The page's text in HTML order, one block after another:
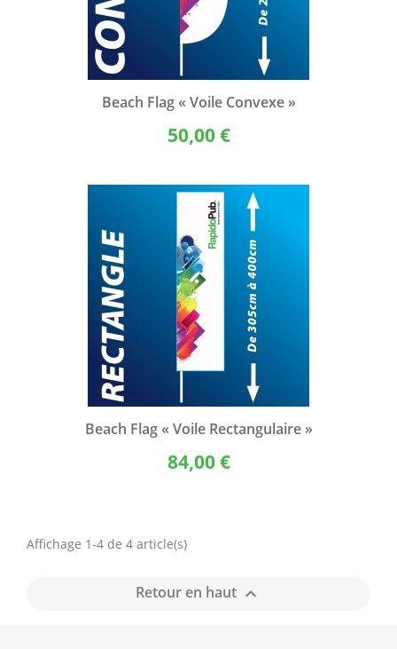
Beach Flag « Voile Convexe »
50,00 €
Beach Flag « Voile Rectangulaire »
84,00 €
Affichage 1-4 de 4 article(s)
Retour en haut 